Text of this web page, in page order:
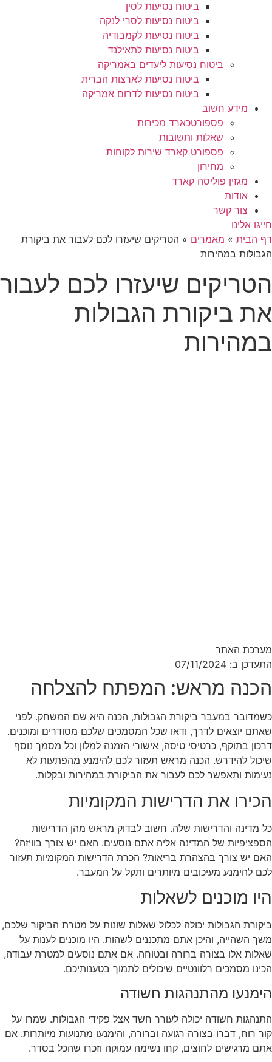
ביטוח נסיעות לסין
ביטוח נסיעות לסרי לנקה
ביטוח נסיעות לקמבודיה
ביטוח נסיעות לתאילנד
ביטוח נסיעות ליעדים באמריקה
ביטוח נסיעות לארצות הברית
ביטוח נסיעות לדרום אמריקה
מידע חשוב
פספורטכארד מכירות
שאלות ותשובות
פספורט קארד שירות לקוחות
מחירון
מגזין פוליסה קארד
אודות
צור קשר
חייגו אלינו
דף הבית » מאמרים » הטריקים שיעזרו לכם לעבור את ביקורת
הגבולות במהירות
הטריקים שיעזרו לכם לעבור
את ביקורת הגבולות
במהירות
מערכת האתר
התעדכן ב: 07/11/2024
הכנה מראש: המפתח להצלחה
כשמדובר במעבר ביקורת הגבולות, הכנה היא שם המשחק. לפני
שאתם יוצאים לדרך, ודאו שכל המסמכים שלכם מסודרים ומוכנים.
דרכון בתוקף, כרטיסי טיסה, אישורי הזמנה למלון וכל מסמך נוסף
שיכול להידרש. הכנה מראש תעזור לכם להימנע מהפתעות לא
נעימות ותאפשר לכם לעבור את הביקורת במהירות ובקלות.
הכירו את הדרישות המקומיות
כל מדינה והדרישות שלה. חשוב לבדוק מראש מהן הדרישות
הספציפיות של המדינה אליה אתם נוסעים. האם יש צורך בוויזה?
האם יש צורך בהצהרת בריאות? הכרת הדרישות המקומיות תעזור
לכם להימנע מעיכובים מיותרים ותקל על המעבר.
היו מוכנים לשאלות
ביקורת הגבולות יכולה לכלול שאלות שונות על מטרת הביקור שלכם,
משך השהייה, והיכן אתם מתכננים לשהות. היו מוכנים לענות על
שאלות אלו בצורה ברורה ובטוחה. אם אתם נוסעים למטרת עבודה,
הכינו מסמכים רלוונטיים שיכולים לתמוך בטענותיכם.
הימנעו מהתנהגות חשודה
התנהגות חשודה יכולה לעורר חשד אצל פקידי הגבולות. שמרו על
קור רוח, דברו בצורה רגועה וברורה, והימנעו מתנועות מיותרות. אם
אתם מרגישים לחוצים, קחו נשימה עמוקה וזכרו שהכל בסדר.